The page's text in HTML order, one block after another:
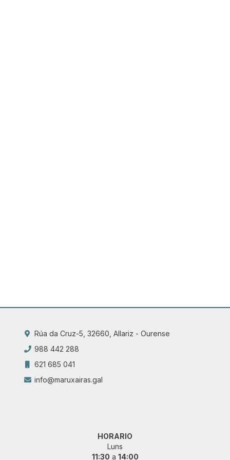
Rúa da Cruz-5, 32660, Allariz - Ourense
988 442 288
621 685 041
info@maruxairas.gal
HORARIO
Luns
11:30 a 14:00